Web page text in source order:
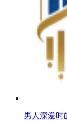
男人深爱时